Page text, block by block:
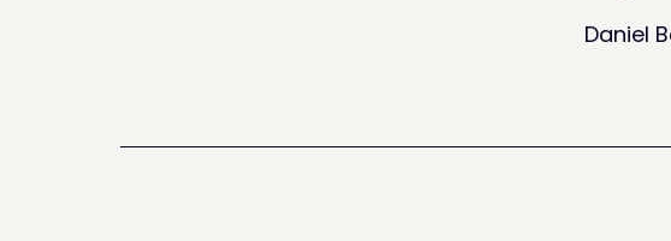
Daniel